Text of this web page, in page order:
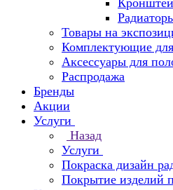
Товары на
Комплектующие
Аксессуары для
Распродажа
Бренды
Акции
Услуги
Назад
Услуги
Покраска дизайн
Покрытие изделий